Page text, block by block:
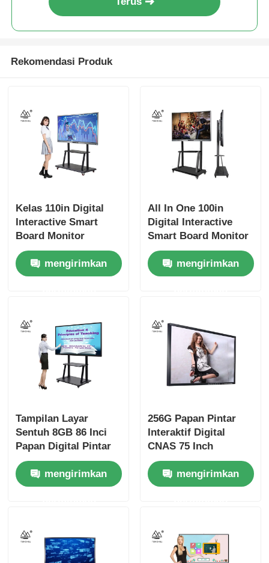
Rekomendasi Produk
Kelas 110in Digital
Interactive Smart
Board Monitor
Sentuh Elektronik
mengirimkan
All In One 100in
Digital Interactive
Smart Board Monitor
Layar Sentuh
Elektronikmengirimkan
Tampilan Layar
Sentuh 8GB 86 Inci
Papan Digital Pintar
SSD 128G
mengirimkan
256G Papan Pintar
Interaktif Digital
CNAS 75 Inch
Tampilan Layar
Sentuhmengirimkan